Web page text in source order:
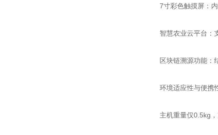
7寸彩色触摸屏：内
智慧农业云平台：支
区块链溯源功能：结
环境适应性与便携
主机重量仅0.5kg，